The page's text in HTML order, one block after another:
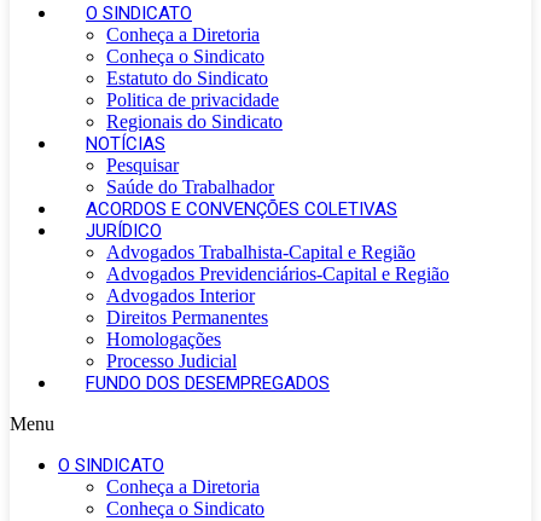
O SINDICATO
Conheça a Diretoria
Conheça o Sindicato
Estatuto do Sindicato
Politica de privacidade
Regionais do Sindicato
NOTÍCIAS
Pesquisar
Saúde do Trabalhador
ACORDOS E CONVENÇÕES COLETIVAS
JURÍDICO
Advogados Trabalhista-Capital e Região
Advogados Previdenciários-Capital e Região
Advogados Interior
Direitos Permanentes
Homologações
Processo Judicial
FUNDO DOS DESEMPREGADOS
Menu
O SINDICATO
Conheça a Diretoria
Conheça o Sindicato